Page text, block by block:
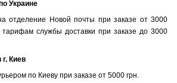
Украине
отделение Новой почты при заказе от 3000
тарифам службы доставки при заказе до 3000
Киев
по Киеву при заказе от 5000 грн.